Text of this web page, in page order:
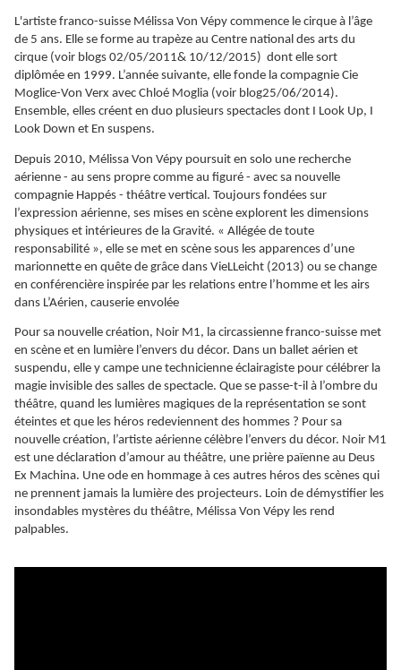
L'artiste franco-suisse Mélissa Von Vépy commence le cirque à l’âge
de 5 ans. Elle se forme au trapèze au Centre national des arts du
cirque (voir blogs 02/05/2011& 10/12/2015) dont elle sort
diplômée en 1999. L’année suivante, elle fonde la compagnie Cie
Moglice-Von Verx avec Chloé Moglia (voir blog25/06/2014).
Ensemble, elles créent en duo plusieurs spectacles dont I Look Up, I
Look Down et En suspens.
Depuis 2010, Mélissa Von Vépy poursuit en solo une recherche
aérienne - au sens propre comme au figuré - avec sa nouvelle
compagnie Happés - théâtre vertical. Toujours fondées sur
l’expression aérienne, ses mises en scène explorent les dimensions
physiques et intérieures de la Gravité. « Allégée de toute
responsabilité », elle se met en scène sous les apparences d’une
marionnette en quête de grâce dans VieLLeicht (2013) ou se change
en conférencière inspirée par les relations entre l’homme et les airs
dans L’Aérien, causerie envolée
Pour sa nouvelle création, Noir M1, la circassienne franco-suisse met
en scène et en lumière l’envers du décor. Dans un ballet aérien et
suspendu, elle y campe une technicienne éclairagiste pour célébrer la
magie invisible des salles de spectacle. Que se passe-t-il à l’ombre du
théâtre, quand les lumières magiques de la représentation se sont
éteintes et que les héros redeviennent des hommes ? Pour sa
nouvelle création, l’artiste aérienne célèbre l’envers du décor. Noir M1
est une déclaration d’amour au théâtre, une prière païenne au Deus
Ex Machina. Une ode en hommage à ces autres héros des scènes qui
ne prennent jamais la lumière des projecteurs. Loin de démystifier les
insondables mystères du théâtre, Mélissa Von Vépy les rend
palpables.